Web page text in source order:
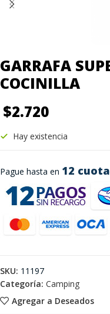
GARRAFA
COCINILLA
$2.720
Pague hasta en 12
Hay existencia
Agregar a Deseados
SKU: 11197
Categoría: Camping